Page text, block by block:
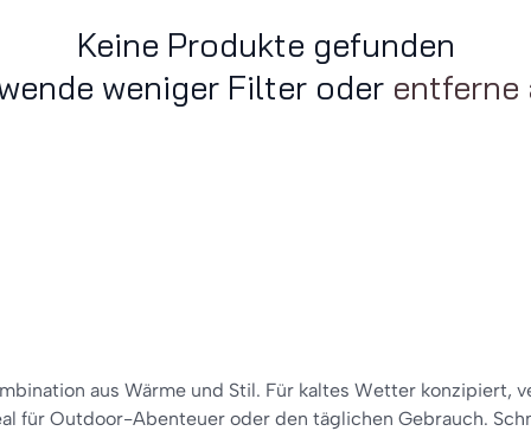
Keine Produkte gefunden
weniger Filter oder entferne
aus Wärme und Stil. Für kaltes Wetter konzipiert,
für Outdoor-Abenteuer oder den täglichen Gebrauch.